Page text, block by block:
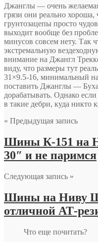
Джанглы — очень
грязи они реально
грунтозацепы просто
выходит вообще без
минусов совсем нету. Так
экстремальную
внимание на Джангл
виду, что размеры тут
31×9.5-16, минимальный
поставить Джанглы —
дорабатывать. Однако
в такие дебри, куда никто
« Предыдущая запись
Шины К-151 на
30″ и не паримся
Следующая запись »
Шины на Ниву
отличной АТ-
Что еще почитать?